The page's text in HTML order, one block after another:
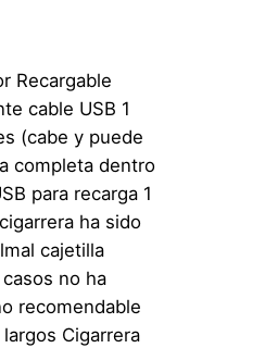
Recargable
cable USB 1
(cabe y puede
completa dentro
para recarga 1
ha sido
cajetilla
no ha
recomendable
Cigarrera